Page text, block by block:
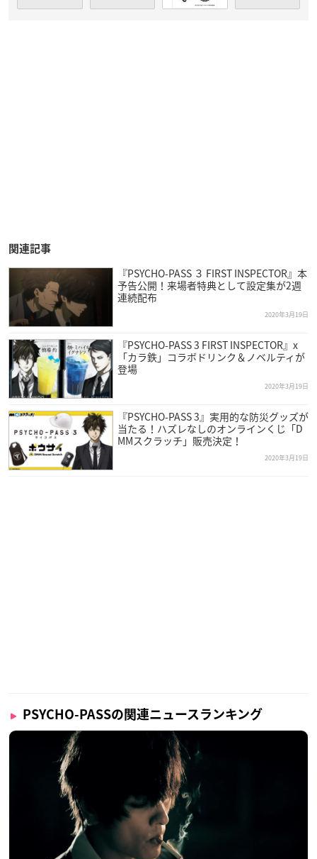
関連記事
『PSYCHO-PASS ３ FIRST INSPECTOR』本
予告公開！来場者特典として設定集が2週
連続配布
2020年3月19日
『PSYCHO-PASS 3 FIRST INSPECTOR』x
「カラ鉄」コラボドリンク＆ノベルティが
登場
2020年3月19日
『PSYCHO-PASS 3』実用的な防災グッズが
当たる！ハズレなしのオンラインくじ「D
MMスクラッチ」販売決定！
2020年3月19日
PSYCHO-PASSの関連ニュースランキング